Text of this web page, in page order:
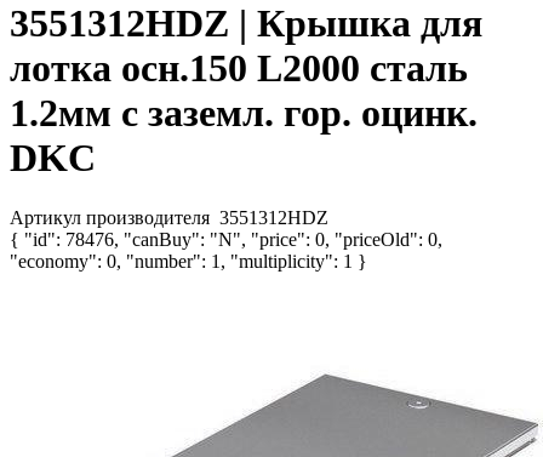
3551312HDZ | Крышка для
лотка осн.150 L2000 сталь
1.2мм с заземл. гор. оцинк.
DKC
Артикул производителя 3551312HDZ
{ "id": 78476, "canBuy": "N", "price": 0, "priceOld": 0,
"economy": 0, "number": 1, "multiplicity": 1 }